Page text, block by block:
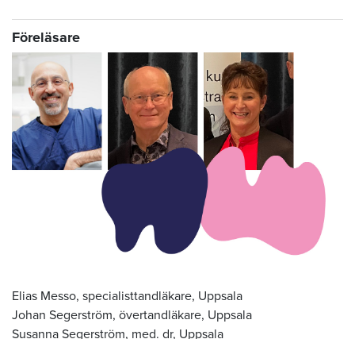
Föreläsare
Elias Messo, specialisttandläkare, Uppsala
Johan Segerström, övertandläkare, Uppsala
Susanna Segerström, med. dr, Uppsala